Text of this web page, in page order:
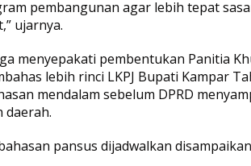
pembangunan agar lebih tepat
ujarnya.
menyepakati pembentukan Panitia
lebih rinci LKPJ Bupati Kampar
mendalam sebelum DPRD
daerah.
pansus dijadwalkan